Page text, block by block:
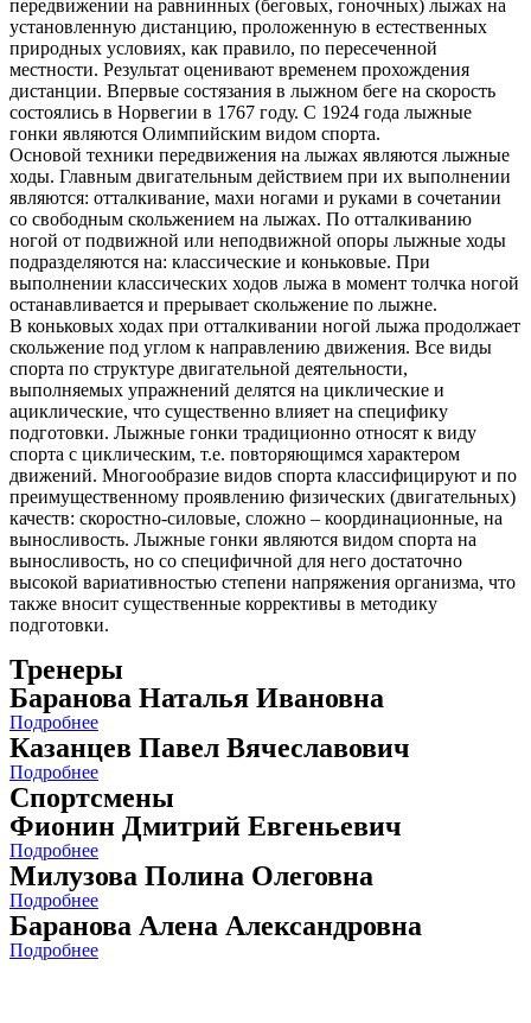
передвижении на равнинных (беговых, гоночных) лыжах на
установленную дистанцию, проложенную в естественных
природных условиях, как правило, по пересеченной
местности. Результат оценивают временем прохождения
дистанции. Впервые состязания в лыжном беге на скорость
состоялись в Норвегии в 1767 году. С 1924 года лыжные
гонки являются Олимпийским видом спорта.
Основой техники передвижения на лыжах являются лыжные
ходы. Главным двигательным действием при их выполнении
являются: отталкивание, махи ногами и руками в сочетании
со свободным скольжением на лыжах. По отталкиванию
ногой от подвижной или неподвижной опоры лыжные ходы
подразделяются на: классические и коньковые. При
выполнении классических ходов лыжа в момент толчка ногой
останавливается и прерывает скольжение по лыжне.
В коньковых ходах при отталкивании ногой лыжа продолжает
скольжение под углом к направлению движения. Все виды
спорта по структуре двигательной деятельности,
выполняемых упражнений делятся на циклические и
ациклические, что существенно влияет на специфику
подготовки. Лыжные гонки традиционно относят к виду
спорта с циклическим, т.е. повторяющимся характером
движений. Многообразие видов спорта классифицируют и по
преимущественному проявлению физических (двигательных)
качеств: скоростно-силовые, сложно – координационные, на
выносливость. Лыжные гонки являются видом спорта на
выносливость, но со специфичной для него достаточно
высокой вариативностью степени напряжения организма, что
также вносит существенные коррективы в методику
подготовки.
Тренеры
Баранова Наталья Ивановна
Подробнее
Казанцев Павел Вячеславович
Подробнее
Спортсмены
Фионин Дмитрий Евгеньевич
Подробнее
Милузова Полина Олеговна
Подробнее
Баранова Алена Александровна
Подробнее